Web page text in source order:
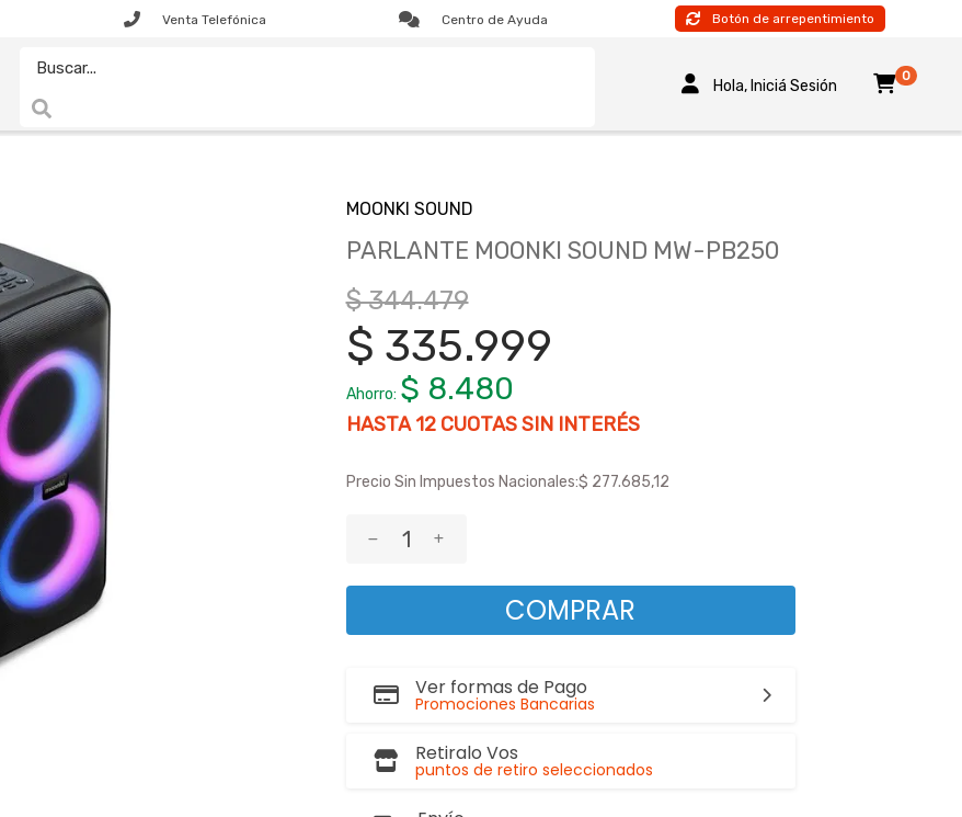
Venta Telefónica Centro de Ayuda Botón de arrepentimiento
Hola, Iniciá Sesión
0
MOONKI SOUND
PARLANTE MOONKI SOUND MW-PB250
$ 344.479
$ 335.999
Ahorro: $ 8.480
HASTA12CUOTAS SIN INTERÉS
Precio Sin Impuestos Nacionales:$ 277.685,12
COMPRAR
Ver formas de Pago
Promociones Bancarias
Retiralo Vos
puntos de retiro seleccionados